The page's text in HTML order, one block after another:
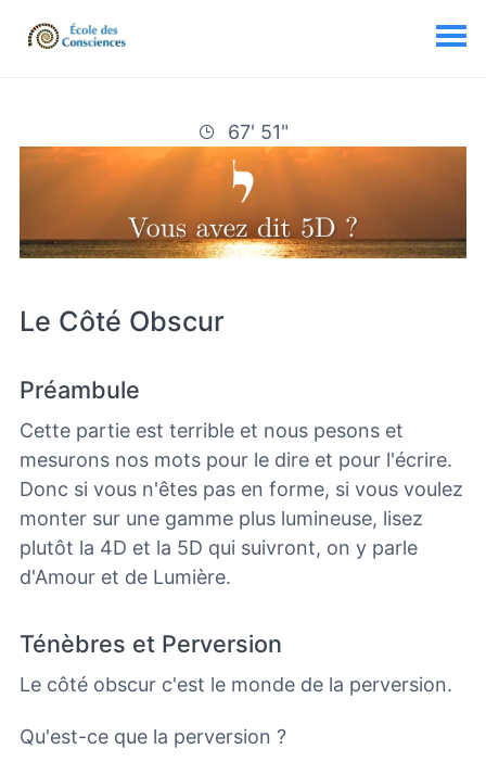
67' 51"
Le Côté Obscur
Préambule
Cette partie est terrible et nous pesons et
mesurons nos mots pour le dire et pour l'écrire.
Donc si vous n'êtes pas en forme, si vous voulez
monter sur une gamme plus lumineuse, lisez
plutôt la 4D et la 5D qui suivront, on y parle
d'Amour et de Lumière.
Ténèbres et Perversion
Le côté obscur c'est le monde de la perversion.
Qu'est-ce que la perversion ?